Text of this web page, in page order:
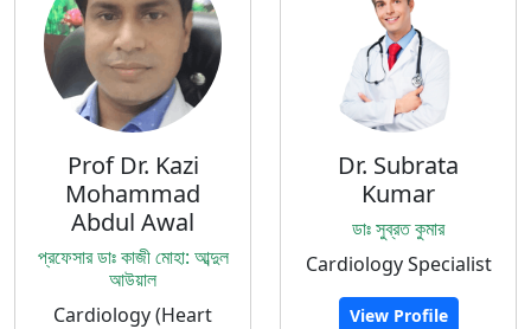
Prof Dr. Kazi
Mohammad
Abdul Awal
প্রফেসার ডাঃ কাজী মোহা: আব্দুল
আউয়াল
Cardiology (Heart
Dr. Subrata
Kumar
ডাঃ সুব্রত কুমার
Cardiology Specialist
View Profile